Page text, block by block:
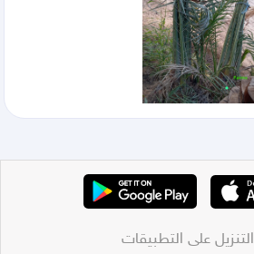
التنزيل على التطبيقات